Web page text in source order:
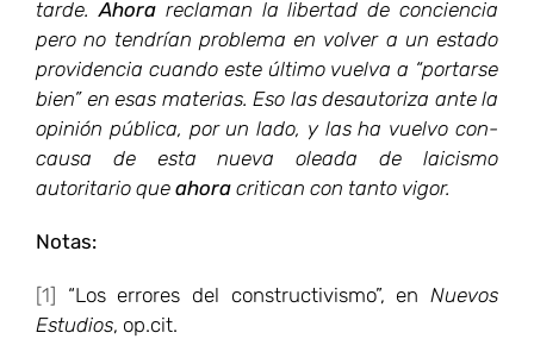
tarde.Ahorareclaman la libertad de conciencia
pero no tendrían problema en volver a un estado
providencia cuando este último vuelva a “portarse
bien” en esas materias. Eso las desautoriza ante la
opinión pública, por un lado, y las ha vuelvo con-
causa de esta nueva oleada de laicismo
autoritario que ahora critican con tanto vigor.
Notas:
[1] “Los errores del constructivismo”, en Nuevos
Estudios, op.cit.